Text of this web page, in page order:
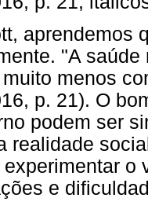
aprendemos
"A
menos
p. 21). O
podem ser
realidade
o
e